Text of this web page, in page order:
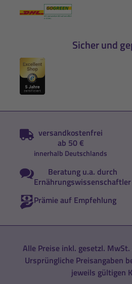
Sicher und
versandkostenfrei
ab 50 €
innerhalb Deutschlands
Beratung u.a. durch
Ernährungswissenschaftler
Prämie auf Empfehlung
Alle Preise inkl. gesetzl. MwSt.
Ursprüngliche Preisangaben
jeweils gültigen